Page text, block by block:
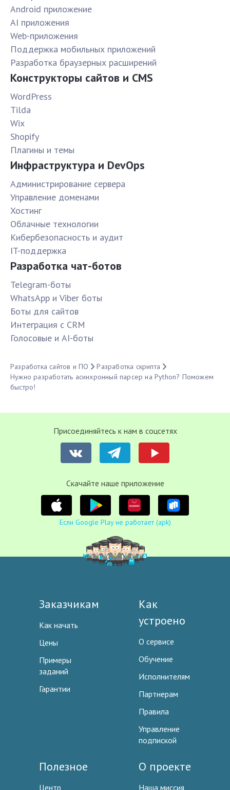
Android приложение
AI приложения
Web-приложения
Поддержка мобильных приложений
Разработка браузерных расширений
Конструкторы сайтов и CMS
WordPress
Tilda
Wix
Shopify
Плагины и темы
Инфраструктура и DevOps
Администрирование сервера
Управление доменами
Хостинг
Облачные технологии
Кибербезопасность и аудит
IT-поддержка
Разработка чат-ботов
Telegram-боты
WhatsApp и Viber боты
Боты для сайтов
Интеграция с CRM
Голосовые и AI-боты
Разработка сайтов и ПО
Разработка скрипта
Нужно разработать асинхронный парсер на Python? Поможем
быстро!
Присоединяйтесь к нам в соцсетях
Cкачайте наше приложение
Если Google Play не работает (apk)
Заказчикам
Как начать
Цены
Примеры
заданий
Гарантии
Как
устроено
О сервисе
Обучение
Исполнителям
Партнерам
Правила
Управление
подпиской
Полезное
Центр
О проекте
Наша миссия